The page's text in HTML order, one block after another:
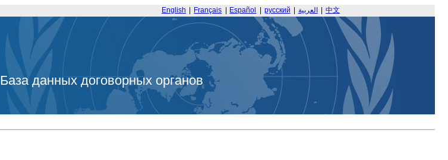
English Français Español русский العربية 中文
База данных договорных органов